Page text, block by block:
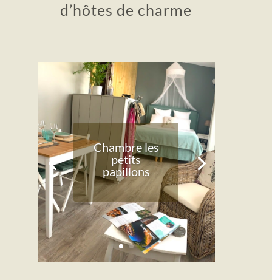
d’hôtes de charme
Chambre les
petits
papillons